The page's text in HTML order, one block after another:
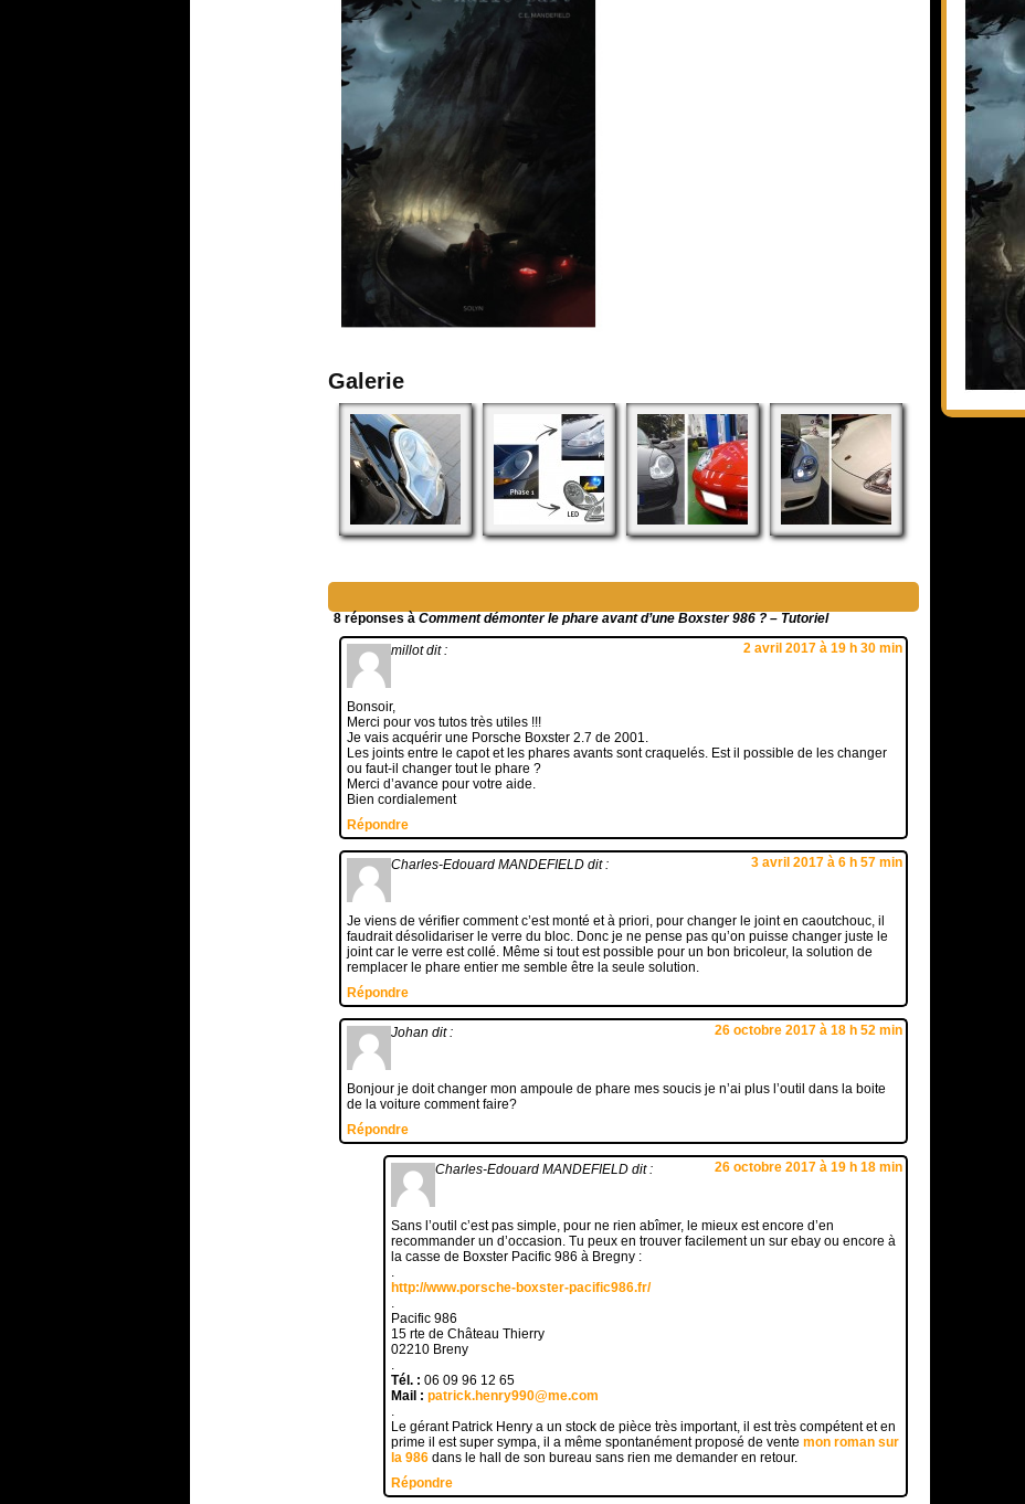
Galerie
8 réponses à Comment démonter le phare avant d’une Boxster 986 ? – Tutoriel
millot dit : 2 avril 2017 à 19 h 30 min
Bonsoir,
Merci pour vos tutos très utiles !!!
Je vais acquérir une Porsche Boxster 2.7 de 2001.
Les joints entre le capot et les phares avants sont craquelés. Est il possible de les changer
ou faut-il changer tout le phare ?
Merci d’avance pour votre aide.
Bien cordialement
Répondre
Charles-Edouard MANDEFIELD dit : 3 avril 2017 à 6 h 57 min
Je viens de vérifier comment c’est monté et à priori, pour changer le joint en caoutchouc, il
faudrait désolidariser le verre du bloc. Donc je ne pense pas qu’on puisse changer juste le
joint car le verre est collé. Même si tout est possible pour un bon bricoleur, la solution de
remplacer le phare entier me semble être la seule solution.
Répondre
Johan dit : 26 octobre 2017 à 18 h 52 min
Bonjour je doit changer mon ampoule de phare mes soucis je n’ai plus l’outil dans la boite
de la voiture comment faire?
Répondre
Charles-Edouard MANDEFIELD dit : 26 octobre 2017 à 19 h 18 min
Sans l’outil c’est pas simple, pour ne rien abîmer, le mieux est encore d’en
recommander un d’occasion. Tu peux en trouver facilement un sur ebay ou encore à
la casse de Boxster Pacific 986 à Bregny :
.
http://www.porsche-boxster-pacific986.fr/
.
Pacific 986
15 rte de Château Thierry
02210 Breny
.
Tél. : 06 09 96 12 65
Mail : patrick.henry990@me.com
.
Le gérant Patrick Henry a un stock de pièce très important, il est très compétent et en
prime il est super sympa, il a même spontanément proposé de vente mon roman sur
la 986 dans le hall de son bureau sans rien me demander en retour.
Répondre